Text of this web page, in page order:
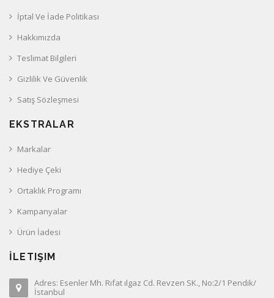
İptal Ve İade Politikası
Hakkımızda
Teslimat Bilgileri
Gizlilik Ve Güvenlik
Satış Sözleşmesi
EKSTRALAR
Markalar
Hediye Çeki
Ortaklık Programı
Kampanyalar
Ürün İadesi
İLETIŞIM
Adres: Esenler Mh. Rıfat ılgaz Cd. Revzen SK., No:2/1 Pendik/
İstanbul